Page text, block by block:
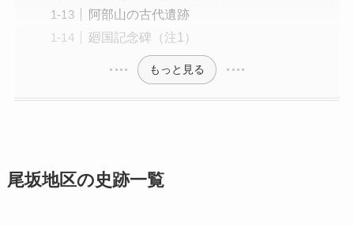
阿部山の古代遺跡
廻国記念碑（注1）
もっと見る
尾坂地区の史跡一覧